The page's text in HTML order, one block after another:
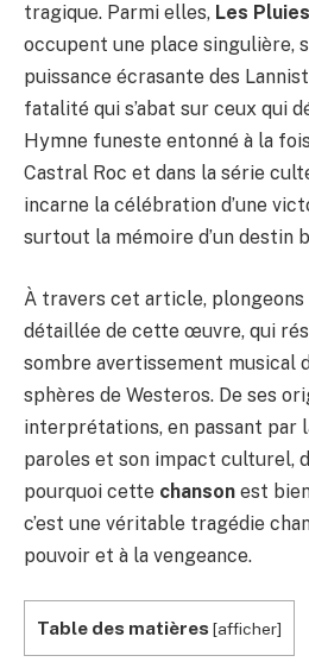
tragique. Parmi elles, Les
occupent une place singulière,
puissance écrasante des
fatalité qui s’abat sur ceux qui
Hymne funeste entonné à la
Castral Roc et dans la série
incarne la célébration d’une
surtout la mémoire d’un destin
À travers cet article, plongeons
détaillée de cette œuvre, qui
sombre avertissement musical
sphères de Westeros. De ses
interprétations, en passant par
paroles et son impact culturel,
pourquoi cette chanson est
c’est une véritable tragédie
pouvoir et à la vengeance.
Table des matières [afficher]